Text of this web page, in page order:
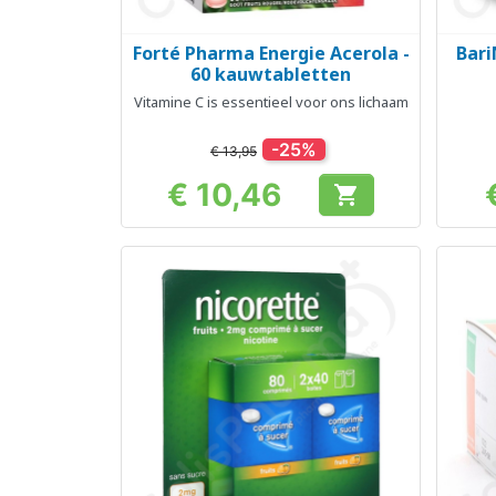
Snel bekijken
Forté Pharma Energie Acerola -
60 kauwtabletten
Vitamine C is essentieel voor ons lichaam
€ 13,95 -25%
Prijs
€ 10,46 